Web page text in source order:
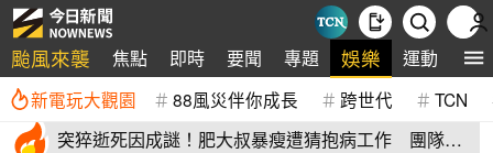
颱風來襲 焦點 即時 要聞 專題 娛樂 運動 全
新電玩大觀園 88風災伴你成長 跨世代 TCN
突猝逝死因成謎！肥大叔暴瘦遭猜抱病工作 團隊宣